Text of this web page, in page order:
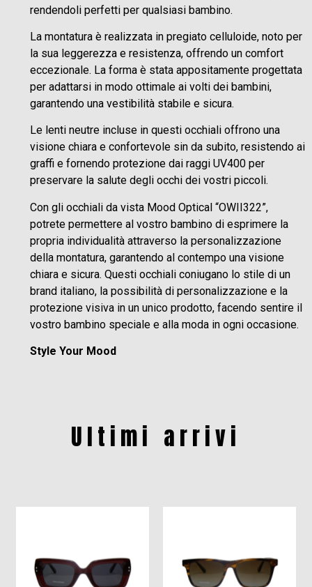
rendendoli perfetti per qualsiasi bambino.
La montatura è realizzata in pregiato celluloide, noto per
la sua leggerezza e resistenza, offrendo un comfort
eccezionale. La forma è stata appositamente progettata
per adattarsi in modo ottimale ai volti dei bambini,
garantendo una vestibilità stabile e sicura.
Le lenti neutre incluse in questi occhiali offrono una
visione chiara e confortevole sin da subito, resistendo ai
graffi e fornendo protezione dai raggi UV400 per
preservare la salute degli occhi dei vostri piccoli.
Con gli occhiali da vista Mood Optical “OWII322”,
potrete permettere al vostro bambino di esprimere la
propria individualità attraverso la personalizzazione
della montatura, garantendo al contempo una visione
chiara e sicura. Questi occhiali coniugano lo stile di un
brand italiano, la possibilità di personalizzazione e la
protezione visiva in un unico prodotto, facendo sentire il
vostro bambino speciale e alla moda in ogni occasione.
Style Your Mood
Ultimi arrivi